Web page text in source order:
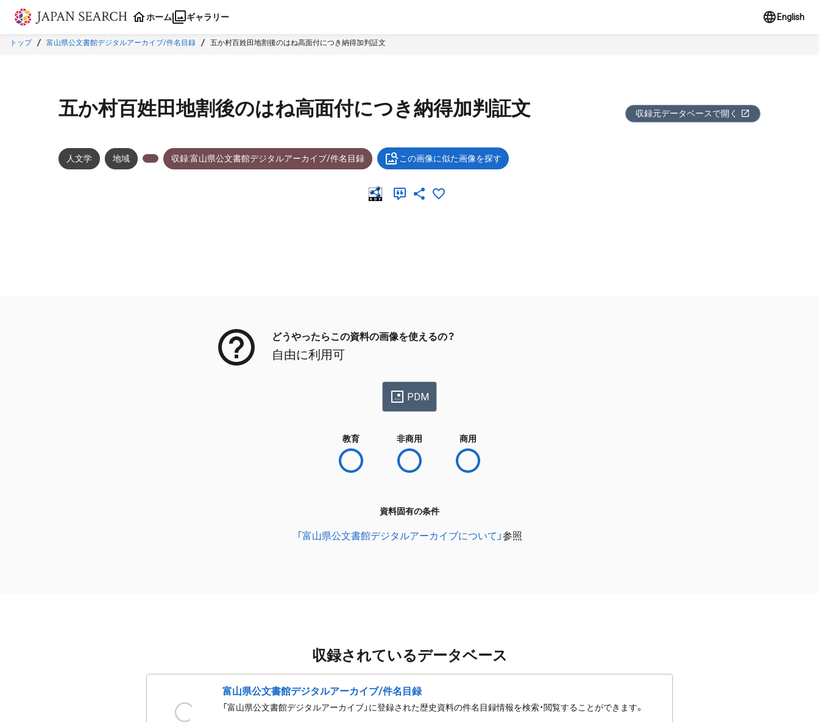
本文に飛ぶ
ホーム ギャラリー English
トップ 富山県公文書館デジタルアーカイブ/件名目録 五か村百姓田地割後のはね高面付につき納得加判証文
五か村百姓田地割後のはね高面付につき納得加判証文 収録元データベースで開く
人文学 地域 収録:富山県公文書館デジタルアーカイブ/件名目録 この画像に似た画像を探す
どうやったらこの資料の画像を使えるの？
自由に利用可
PDM
教育 非商用 商用
資料固有の条件
「富山県公文書館デジタルアーカイブについて」参照
収録されているデータベース
富山県公文書館デジタルアーカイブ/件名目録
「富山県公文書館デジタルアーカイブ」に登録された歴史資料の件名目録情報を検索・閲覧することができます。